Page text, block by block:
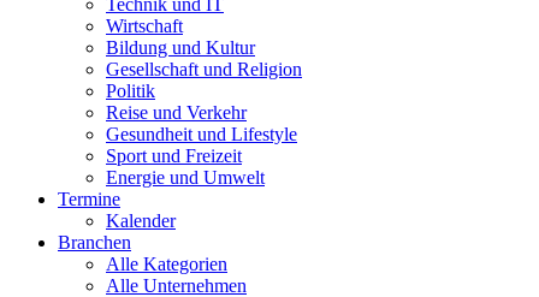
Technik und IT
Wirtschaft
Bildung und Kultur
Gesellschaft und Religion
Politik
Reise und Verkehr
Gesundheit und Lifestyle
Sport und Freizeit
Energie und Umwelt
Termine
Kalender
Branchen
Alle Kategorien
Alle Unternehmen